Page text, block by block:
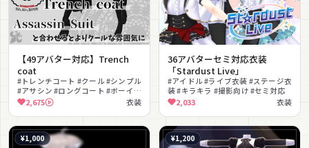
【49アバター対応】Trench
coat
#トレンチコート #クール #シンプル
#アサシン #ロングコート #ボーイッ
シュ #大人っぽい #ニーハイブーツ
#スタイリッシュ
2,675 衣装
36アバターセミ対応衣装
「Stardust Live」
#アイドル #ライブ衣装 #ステージ衣
装 #キラキラ #撮影向け #セミ対応
2,033 衣装
¥1,000 ¥1,200